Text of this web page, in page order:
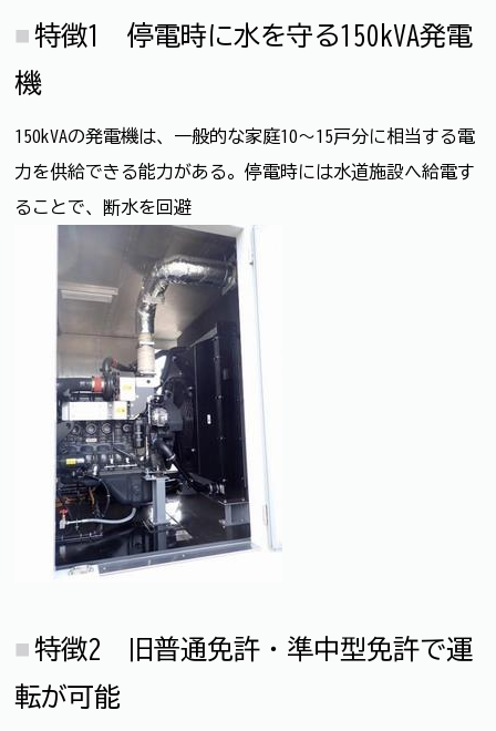
特徴1 停電時に水を守る150kVA発電
機
150kVAの発電機は、一般的な家庭10～15戸分に相当する電
力を供給できる能力がある。停電時には水道施設へ給電す
ることで、断水を回避
特徴2 旧普通免許・準中型免許で運
転が可能